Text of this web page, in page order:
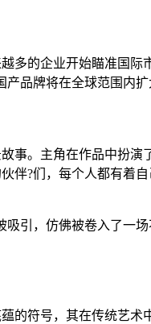
的企业开始瞄准国
品牌将在全球范围内
事。主角在作品中扮
?们，每个人都有着
引，仿佛被卷入了一
符号，其在传统艺